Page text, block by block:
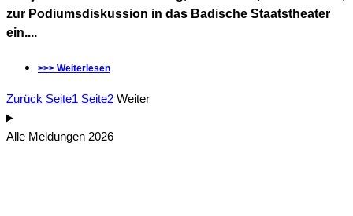
zur Podiumsdiskussion in das Badische Staatstheater
ein....
>>> Weiterlesen
Zurück Seite1 Seite2 Weiter
Alle Meldungen 2026